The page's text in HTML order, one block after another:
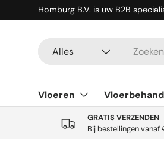
Ga naar inhoud
Homburg B.V. is uw B2B
Alles
Vloeren
GRATIS VERZENDEN
Bij bestellingen vanaf